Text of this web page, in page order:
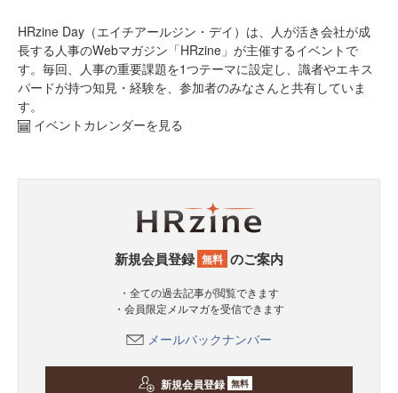
HRzine Day（エイチアールジン・デイ）は、人が活き会社が成
長する人事のWebマガジン「HRzine」が主催するイベントで
す。毎回、人事の重要課題を1つテーマに設定し、識者やエキス
パードが持つ知見・経験を、参加者のみなさんと共有していま
す。
イベントカレンダーを見る
新規会員登録 無料 のご案内
・全ての過去記事が閲覧できます
・会員限定メルマガを受信できます
メールバックナンバー
新規会員登録 無料